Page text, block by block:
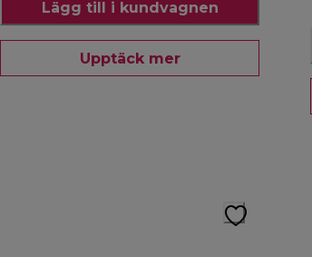
Lägg till i kundvagnen
Upptäck mer